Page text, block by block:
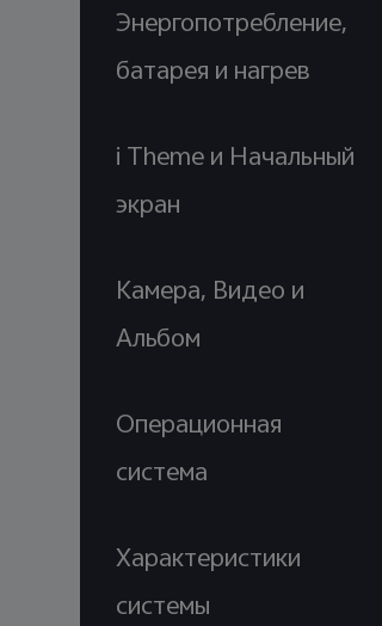
Энергопотребление,
батарея и нагрев
i Theme и Начальный
экран
Камера, Видео и
Альбом
Операционная
система
Характеристики
системы